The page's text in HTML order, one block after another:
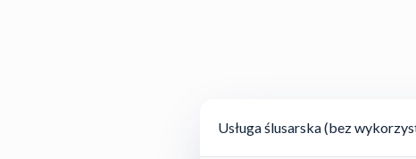
Usługa ślusarska (bez